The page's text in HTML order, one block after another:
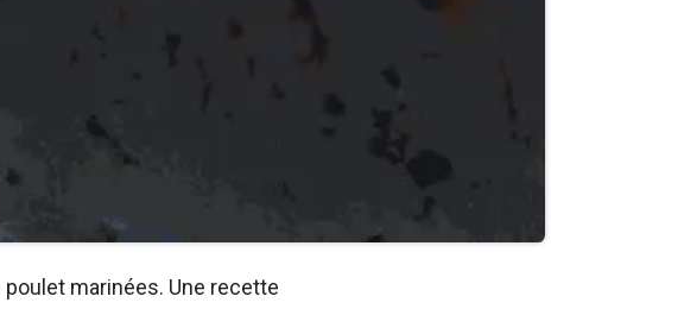
marinées. Une recette